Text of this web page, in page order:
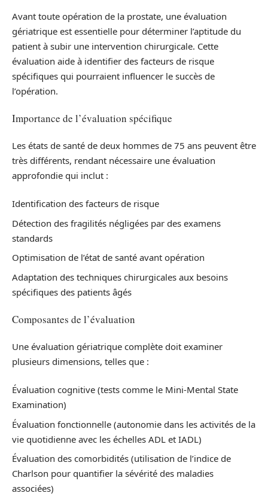
Avant toute opération de la prostate, une évaluation
gériatrique est essentielle pour déterminer l’aptitude du
patient à subir une intervention chirurgicale. Cette
évaluation aide à identifier des facteurs de risque
spécifiques qui pourraient influencer le succès de
l’opération.
Importance de l’évaluation spécifique
Les états de santé de deux hommes de 75 ans peuvent être
très différents, rendant nécessaire une évaluation
approfondie qui inclut :
Identification des facteurs de risque
Détection des fragilités négligées par des examens
standards
Optimisation de l’état de santé avant opération
Adaptation des techniques chirurgicales aux besoins
spécifiques des patients âgés
Composantes de l’évaluation
Une évaluation gériatrique complète doit examiner
plusieurs dimensions, telles que :
Évaluation cognitive (tests comme le Mini-Mental State
Examination)
Évaluation fonctionnelle (autonomie dans les activités de la
vie quotidienne avec les échelles ADL et IADL)
Évaluation des comorbidités (utilisation de l’indice de
Charlson pour quantifier la sévérité des maladies
associées)